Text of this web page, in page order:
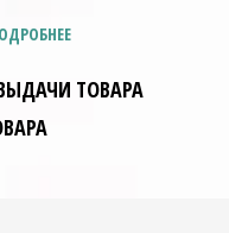
ТОВАРА